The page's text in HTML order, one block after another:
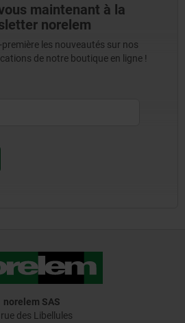
maintenant à la
norelem
les nouveautés sur nos
de notre boutique en ligne !
norelem SAS
rue des Libellules